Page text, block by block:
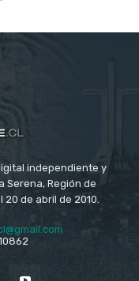
independiente y
Serena, Región de
20 de abril de 2010.